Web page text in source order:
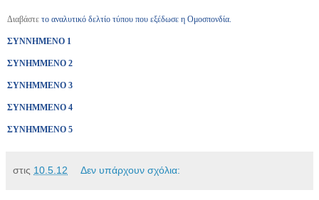
Διαβάστε το αναλυτικό δελτίο τύπου που εξέδωσε η Ομοσπονδία.
ΣΥΝΝΗΜΕΝΟ 1
ΣΥΝΗΜΜΕΝΟ 2
ΣΥΝΗΜΜΕΝΟ 3
ΣΥΝΗΜΜΕΝΟ 4
ΣΥΝΗΜΜΕΝΟ 5
στις 10.5.12 Δεν υπάρχουν σχόλια: